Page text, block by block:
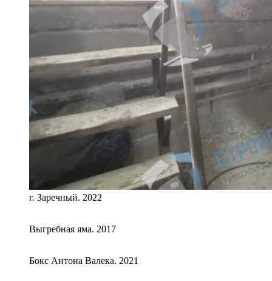
г. Заречный. 2022
Выгребная яма. 2017
Бокс Антона Валека. 2021